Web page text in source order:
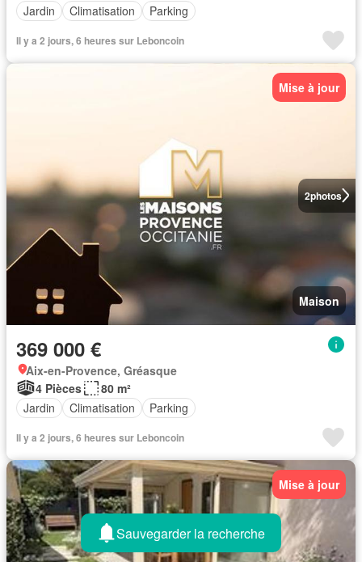
Jardin
Climatisation Parking
Il y a 2 jours, 6 heures sur Leboncoin
2photos
Mise à jour
Maison
369 000 €
Aix-en-Provence, Gréasque
4 Pièces
80 m²
Jardin
Climatisation Parking
Il y a 2 jours, 6 heures sur Leboncoin
Mise à jour
Sauvegarder la recherche